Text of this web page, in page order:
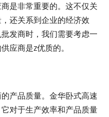
是非常重要的。这不仅关
还关系到企业的经济效
发商时，我们需要考虑一
应商是z优质的。
产品质量。金华卧式高速
对于生产效率和产品质量